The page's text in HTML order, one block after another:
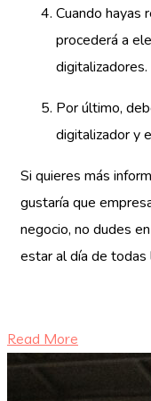
Cuando hayas
procederá a
digitalizadores.
Por último,
digitalizador y
Si quieres más
gustaría que
negocio, no dudes
estar al día de todas
Read More